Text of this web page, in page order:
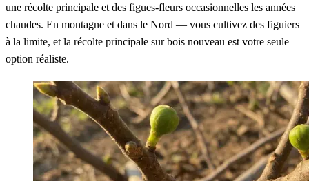
une récolte principale et des figues-fleurs occasionnelles les années
chaudes. En montagne et dans le Nord — vous cultivez des figuiers
à la limite, et la récolte principale sur bois nouveau est votre seule
option réaliste.